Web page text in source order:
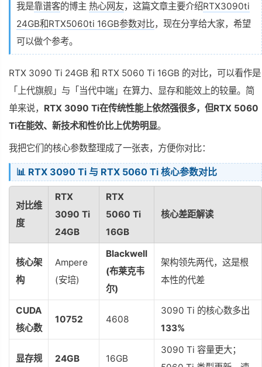
我是靠谱客的博主 热心网友，这篇文章主要介绍RTX3090ti
24GB和RTX5060ti 16GB参数对比，现在分享给大家，希望
可以做个参考。
RTX 3090 Ti 24GB 和 RTX 5060 Ti 16GB 的对比，可以看作是
「上代旗舰」与「当代中端」在算力、显存和能效上的较量。简
单来说， RTX 3090 Ti在传统性能上依然强很多，但RTX 5060
Ti在能效、新技术和性价比上优势明显。
我把它们的核心参数整理成了一张表，方便你对比：
📊 RTX 3090 Ti 与 RTX 5060 Ti 核心参数对比
对比维
度
RTX
3090 Ti
24GB
RTX
5060 Ti
16GB
核心差距解读
核心架
构
Ampere
(安培)
Blackwell
(布莱克韦
尔)
架构领先两代，这是根
本性的代差
CUDA
核心数
10752 4608
3090 Ti 的核心数多出
133%
显存规 24GB 16GB
3090 Ti 容量更大；